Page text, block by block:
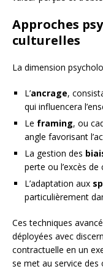
Approches
culturelles
La dimension
L’ancrage,
qui influencera
Le framing, ou
angle favorisant
La gestion des
perte ou l’excès de
L’adaptation aux
particulièrement
Ces techniques
déployées avec
contractuelle en un
se met au service des